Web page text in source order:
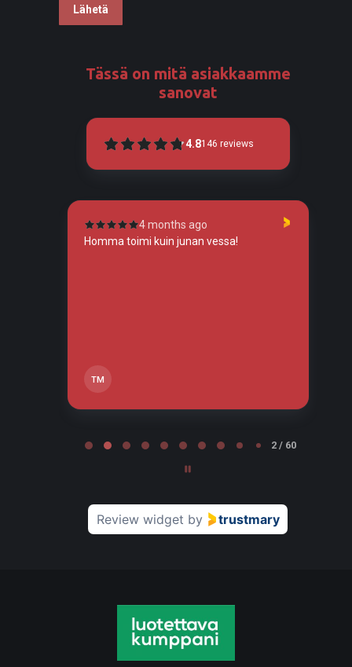
Tässä on mitä asiakkaamme
sanovat
4.8146 reviews
4 months ago
Homma toimi kuin junan vessa!
TM
2 / 60
Review widget by trustmary